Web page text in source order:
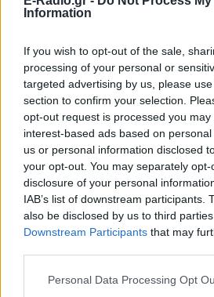
Information
If you wish to opt-out of the sale,
processing of your personal or
targeted advertising by us, please
section to confirm your selection.
opt-out request is processed you may
interest-based ads based on
us or personal information disclosed
your opt-out. You may separately
disclosure of your personal
IAB’s list of downstream participants.
also be disclosed by us to third
Downstream Participants that may
Personal Data Processing Opt
ΔΕΙΤΕ ΕΠΙΣΗΣ
ΣΤΗΝ ΙΔΙΑ
Ο Τραμπ
μικρό
Βέγκας:
έπεφτε
δείτε
Μπάιντεν ήταν